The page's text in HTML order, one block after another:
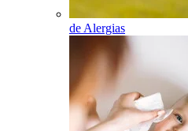
de Alergias